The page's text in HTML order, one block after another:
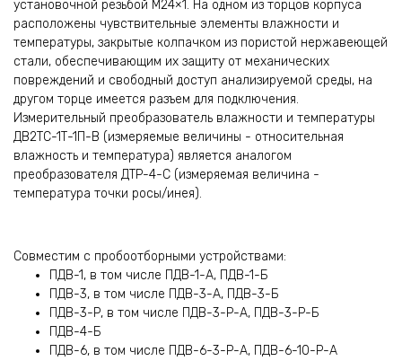
установочной резьбой М24×1. На одном из торцов корпуса
расположены чувствительные элементы влажности и
температуры, закрытые колпачком из пористой нержавеющей
стали, обеспечивающим их защиту от механических
повреждений и свободный доступ анализируемой среды, на
другом торце имеется разъем для подключения.
Измерительный преобразователь влажности и температуры
ДВ2ТС-1Т-1П-В (измеряемые величины - относительная
влажность и температура) является аналогом
преобразователя ДТР-4-С (измеряемая величина -
температура точки росы/инея).
Совместим с пробоотборными устройствами:
ПДВ-1, в том числе ПДВ-1-А, ПДВ-1-Б
ПДВ-3, в том числе ПДВ-3-А, ПДВ-3-Б
ПДВ-3-Р, в том числе ПДВ-3-Р-А, ПДВ-3-Р-Б
ПДВ-4-Б
ПДВ-6, в том числе ПДВ-6-3-Р-А, ПДВ-6-10-Р-А